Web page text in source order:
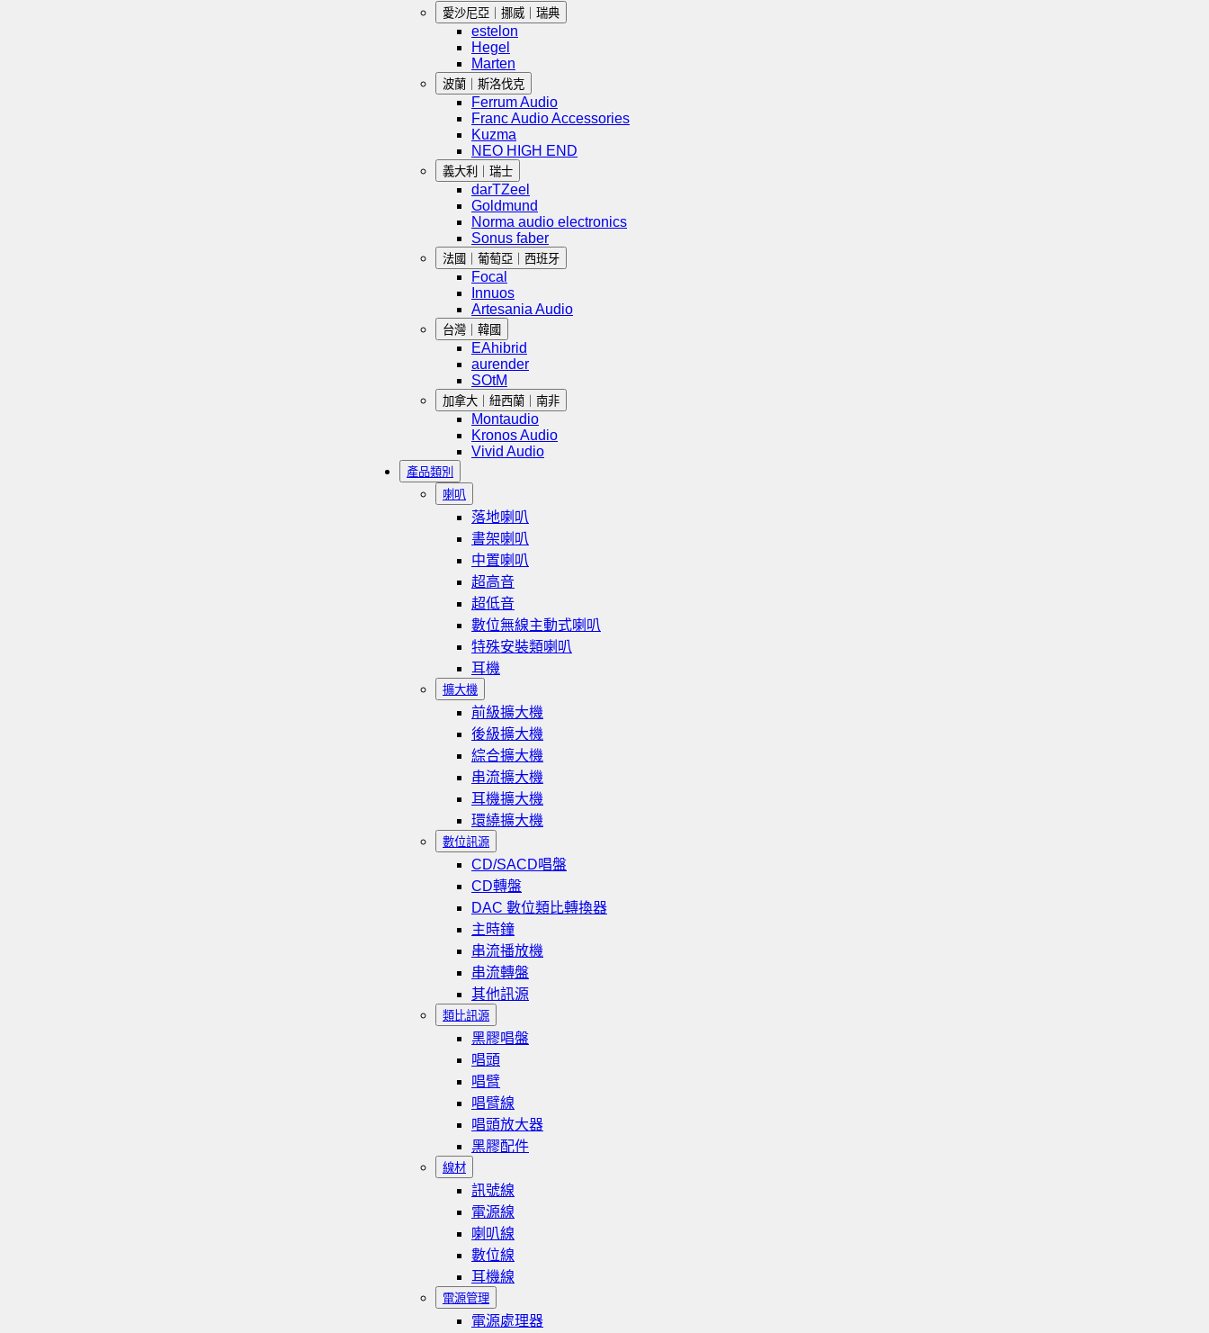
愛沙尼亞｜挪威｜瑞典
estelon
Hegel
Marten
波蘭｜斯洛伐克
Ferrum Audio
Franc Audio Accessories
Kuzma
NEO HIGH END
義大利｜瑞士
darTZeel
Goldmund
Norma audio electronics
Sonus faber
法國｜葡萄亞｜西班牙
Focal
Innuos
Artesania Audio
台灣｜韓國
EAhibrid
aurender
SOtM
加拿大｜紐西蘭｜南非
Montaudio
Kronos Audio
Vivid Audio
產品類別
喇叭
落地喇叭
書架喇叭
中置喇叭
超高音
超低音
數位無線主動式喇叭
特殊安裝類喇叭
耳機
擴大機
前級擴大機
後級擴大機
綜合擴大機
串流擴大機
耳機擴大機
環繞擴大機
數位訊源
CD/SACD唱盤
CD轉盤
DAC 數位類比轉換器
主時鐘
串流播放機
串流轉盤
其他訊源
類比訊源
黑膠唱盤
唱頭
唱臂
唱臂線
唱頭放大器
黑膠配件
線材
訊號線
電源線
喇叭線
數位線
耳機線
電源管理
電源處理器